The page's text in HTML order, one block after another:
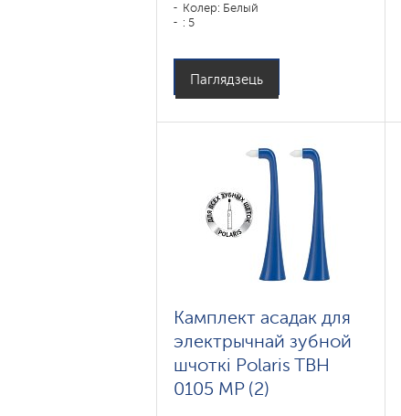
Колер: Белый
: 5
Паглядзець
Камплект асадак для
электрычнай зубной
шчоткі Polaris TBH
0105 MP (2)